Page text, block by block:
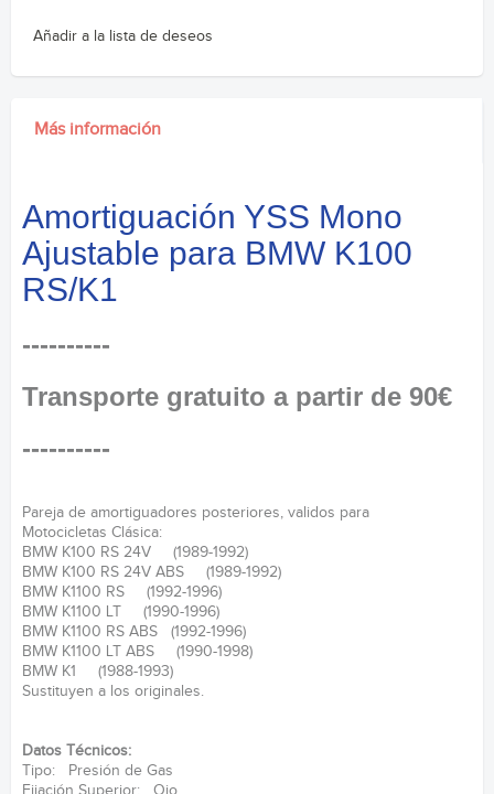
Añadir a la lista de deseos
Más información
Amortiguación YSS Mono
Ajustable para BMW K100
RS/K1
----------
Transporte gratuito a partir de 90€
----------
Pareja de amortiguadores posteriores, validos para
Motocicletas Clásica:
BMW K100 RS 24V (1989-1992)
BMW K100 RS 24V ABS (1989-1992)
BMW K1100 RS (1992-1996)
BMW K1100 LT (1990-1996)
BMW K1100 RS ABS (1992-1996)
BMW K1100 LT ABS (1990-1998)
BMW K1 (1988-1993)
Sustituyen a los originales.
Datos Técnicos:
Tipo: Presión de Gas